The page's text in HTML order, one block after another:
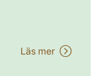
Läs mer